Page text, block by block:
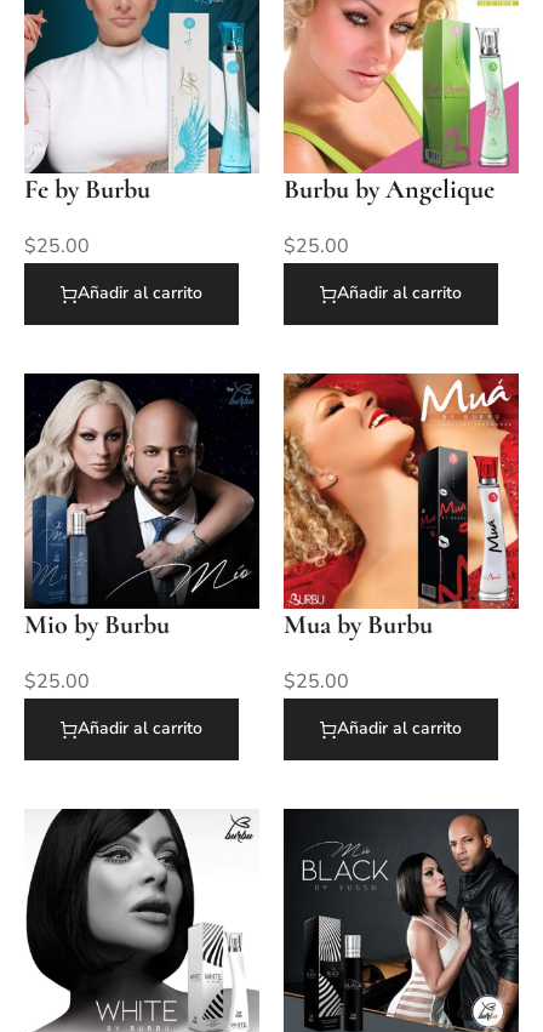
Fe by Burbu
$25.00
Añadir al carrito
Burbu by Angelique
$25.00
Añadir al carrito
Mio by Burbu
$25.00
Añadir al carrito
Mua by Burbu
$25.00
Añadir al carrito